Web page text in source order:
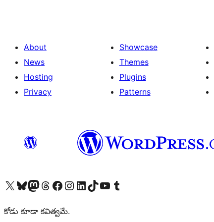
About
News
Hosting
Privacy
Showcase
Themes
Plugins
Patterns
Visit our X (formerly Twitter) account
Visit our Bluesky account
Visit our Mastodon account
Visit our Threads account
Visit our Facebook page
Visit our Instagram account
Visit our LinkedIn account
Visit our TikTok account
Visit our YouTube channel
Visit our Tumblr account
కోడు కూడా కవిత్వమే.